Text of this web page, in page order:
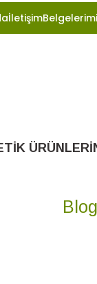
İletişim
ÜRÜNLER